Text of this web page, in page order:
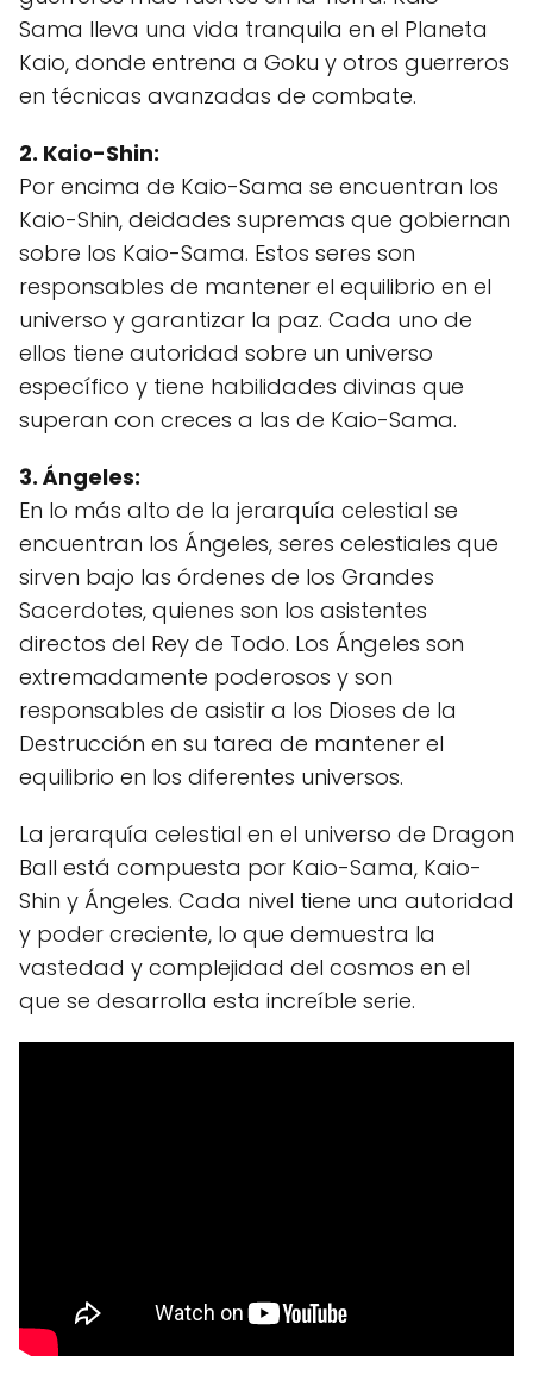
Sama lleva una vida tranquila en el Planeta
Kaio, donde entrena a Goku y otros guerreros
en técnicas avanzadas de combate.
2. Kaio-Shin:
Por encima de Kaio-Sama se encuentran los
Kaio-Shin, deidades supremas que gobiernan
sobre los Kaio-Sama. Estos seres son
responsables de mantener el equilibrio en el
universo y garantizar la paz. Cada uno de
ellos tiene autoridad sobre un universo
específico y tiene habilidades divinas que
superan con creces a las de Kaio-Sama.
3. Ángeles:
En lo más alto de la jerarquía celestial se
encuentran los Ángeles, seres celestiales que
sirven bajo las órdenes de los Grandes
Sacerdotes, quienes son los asistentes
directos del Rey de Todo. Los Ángeles son
extremadamente poderosos y son
responsables de asistir a los Dioses de la
Destrucción en su tarea de mantener el
equilibrio en los diferentes universos.
La jerarquía celestial en el universo de Dragon
Ball está compuesta por Kaio-Sama, Kaio-
Shin y Ángeles. Cada nivel tiene una autoridad
y poder creciente, lo que demuestra la
vastedad y complejidad del cosmos en el
que se desarrolla esta increíble serie.